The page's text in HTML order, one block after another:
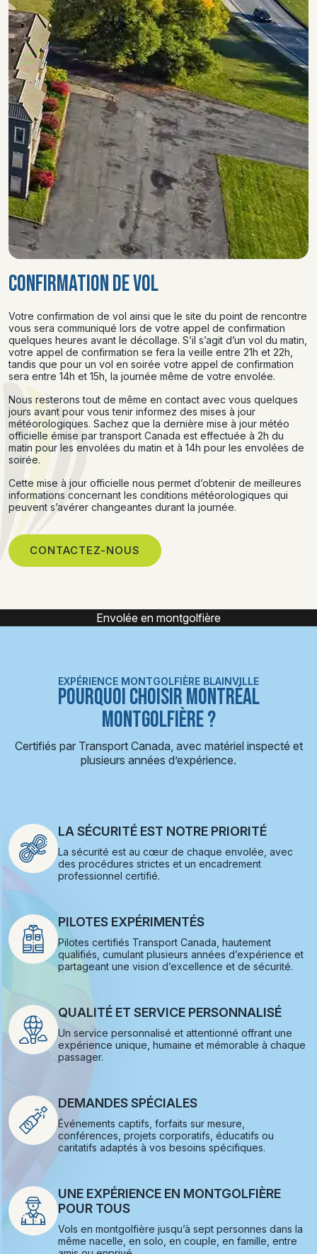
CONFIRMATION DE VOL
Votre confirmation de vol ainsi que le site du point de rencontre
vous sera communiqué lors de votre appel de confirmation
quelques heures avant le décollage. S’il s’agit d’un vol du matin,
votre appel de confirmation se fera la veille entre 21h et 22h,
tandis que pour un vol en soirée votre appel de confirmation
sera entre 14h et 15h, la journée même de votre envolée.
Nous resterons tout de même en contact avec vous quelques
jours avant pour vous tenir informez des mises à jour
météorologiques. Sachez que la dernière mise à jour météo
officielle émise par transport Canada est effectuée à 2h du
matin pour les envolées du matin et à 14h pour les envolées de
soirée.
Cette mise à jour officielle nous permet d’obtenir de meilleures
informations concernant les conditions météorologiques qui
peuvent s’avérer changeantes durant la journée.
CONTACTEZ-NOUS
Montgolfière
EXPÉRIENCE MONTGOLFIÈRE BLAINVILLE
POURQUOI CHOISIR MONTRÉAL
MONTGOLFIÈRE ?
Certifiés par Transport Canada, avec matériel inspecté et
plusieurs années d’expérience.
LA SÉCURITÉ EST NOTRE PRIORITÉ
La sécurité est au cœur de chaque envolée, avec
des procédures strictes et un encadrement
professionnel certifié.
PILOTES EXPÉRIMENTÉS
Pilotes certifiés Transport Canada, hautement
qualifiés, cumulant plusieurs années d’expérience et
partageant une vision d’excellence et de sécurité.
QUALITÉ ET SERVICE PERSONNALISÉ
Un service personnalisé et attentionné offrant une
expérience unique, humaine et mémorable à chaque
passager.
DEMANDES SPÉCIALES
Événements captifs, forfaits sur mesure,
conférences, projets corporatifs, éducatifs ou
caritatifs adaptés à vos besoins spécifiques.
UNE EXPÉRIENCE EN MONTGOLFIÈRE
POUR TOUS
Vols en montgolfière jusqu’à sept personnes dans la
même nacelle, en solo, en couple, en famille, entre